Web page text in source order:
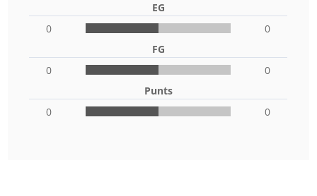
EG
0
0
FG
0
0
Punts
0
0